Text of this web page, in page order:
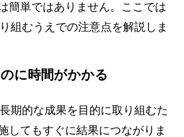
簡単ではありません。ここでは
組むうえでの注意点を解説しま
に時間がかかる
期的な成果を目的に取り組むた
してもすぐに結果につながりま